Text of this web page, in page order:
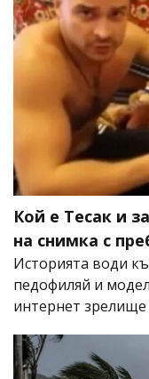
Кой е Тесак и
на снимка с
Историята води
педофиляй и
интернет зрелище